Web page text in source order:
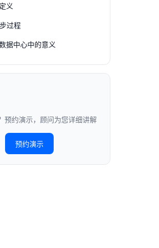
义
过程
据中心中的意义
预约演示，顾问为您详细讲解
预约演示